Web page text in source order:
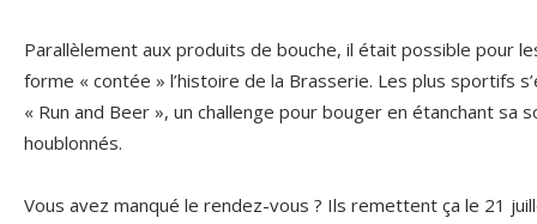
Parallèlement aux produits de bouche, il était possible pour
forme « contée » l’histoire de la Brasserie. Les plus sportifs
« Run and Beer », un challenge pour bouger en étanchant sa
houblonnés.
Vous avez manqué le rendez-vous ? Ils remettent ça le 21